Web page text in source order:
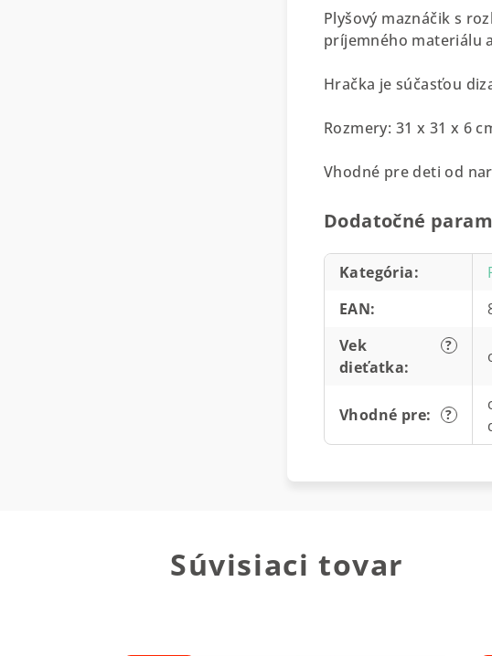
Plyšový maznáčik s
príjemného materiálu
Hračka je súčasťou
Rozmery: 31 x 31 x 6
Vhodné pre deti od
Dodatočné
Kategória:
EAN:
?
Vek
dieťatka:
?
Vhodné pre:
Súvisiaci tovar